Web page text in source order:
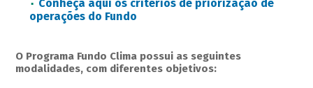
Conheça aqui os critérios de priorização de
operações do Fundo
O Programa Fundo Clima possui as seguintes
modalidades, com diferentes objetivos: